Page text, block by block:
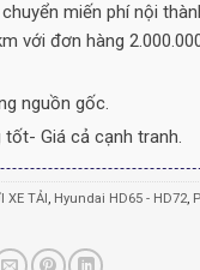
miến phí nội
với đơn hàng
nguồn gốc.
tốt- Giá cả cạnh tranh.
XE TẢI, Hyundai HD65 - HD72,